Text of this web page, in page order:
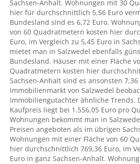
Sachsen-Anhalt. Wohnungen mit 30
hier für durchschnittlich 5,56 Euro
Bundesland sind es 6,72 Euro.
von 60 Quadratmetern kosten hier
Euro, im Vergleich zu 5,45 Euro in
mietet man in Salzwedel ebenfalls
Bundesland. Häuser mit einer Fläche
Quadratmetern kosten hier
Sachsen-Anhalt sind es ansonsten 7,36
Immobilienmarkt von Salzwedel
Immobiliengutachter ähnliche Trends.
Kaufpreis liegt bei 1.556,05 Euro pro
Wohnungen bekommt man in
Preisen angeboten als im übrigen
Wohnungen mit einer Fläche von 60
hier durchschnittlich 769,36 Euro, im
Euro in ganz Sachsen-Anhalt.